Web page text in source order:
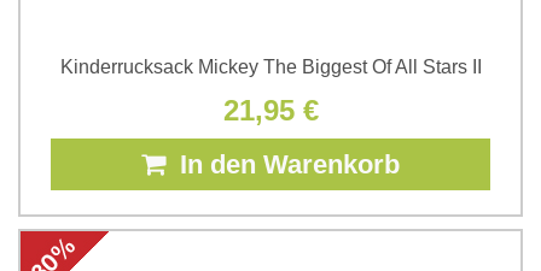
Kinderrucksack Mickey The Biggest Of All Stars II
21,95 €
In den Warenkorb